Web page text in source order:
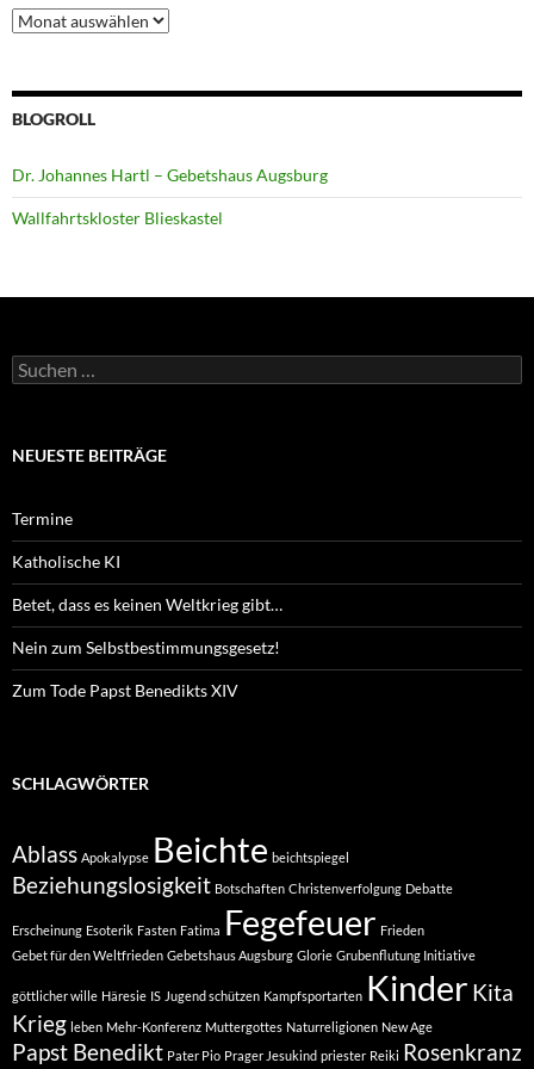
Archiv
BLOGROLL
Dr. Johannes Hartl – Gebetshaus Augsburg
Wallfahrtskloster Blieskastel
Suchen
nach:
NEUESTE BEITRÄGE
Termine
Katholische KI
Betet, dass es keinen Weltkrieg gibt…
Nein zum Selbstbestimmungsgesetz!
Zum Tode Papst Benedikts XIV
SCHLAGWÖRTER
Ablass Apokalypse Beichte beichtspiegel
Beziehungslosigkeit Botschaften Christenverfolgung Debatte
Erscheinung Esoterik Fasten Fatima Fegefeuer Frieden
Gebet für den Weltfrieden Gebetshaus Augsburg Glorie Grubenflutung Initiative
göttlicher wille Häresie IS Jugend schützen Kampfsportarten Kinder Kita
Krieg leben Mehr-Konferenz Muttergottes Naturreligionen New Age
Papst Benedikt Pater Pio Prager Jesukind priester Reiki Rosenkranz